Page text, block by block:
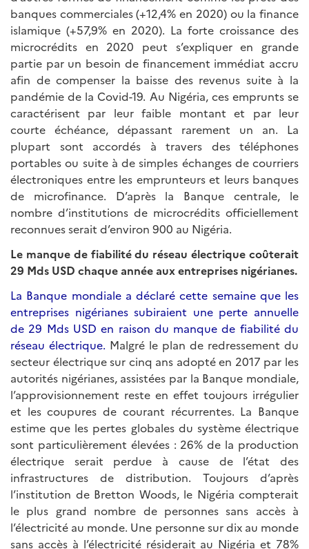
banques commerciales (+12,4% en 2020) ou la finance
islamique (+57,9% en 2020). La forte croissance des
microcrédits en 2020 peut s’expliquer en grande
partie par un besoin de financement immédiat accru
afin de compenser la baisse des revenus suite à la
pandémie de la Covid-19. Au Nigéria, ces emprunts se
caractérisent par leur faible montant et par leur
courte échéance, dépassant rarement un an. La
plupart sont accordés à travers des téléphones
portables ou suite à de simples échanges de courriers
électroniques entre les emprunteurs et leurs banques
de microfinance. D’après la Banque centrale, le
nombre d’institutions de microcrédits officiellement
reconnues serait d’environ 900 au Nigéria.
Le manque de fiabilité du réseau électrique coûterait
29 Mds USD chaque année aux entreprises nigérianes.
La Banque mondiale a déclaré cette semaine que les
entreprises nigérianes subiraient une perte annuelle
de 29 Mds USD en raison du manque de fiabilité du
réseau électrique. Malgré le plan de redressement du
secteur électrique sur cinq ans adopté en 2017 par les
autorités nigérianes, assistées par la Banque mondiale,
l’approvisionnement reste en effet toujours irrégulier
et les coupures de courant récurrentes. La Banque
estime que les pertes globales du système électrique
sont particulièrement élevées : 26% de la production
électrique serait perdue à cause de l’état des
infrastructures de distribution. Toujours d’après
l’institution de Bretton Woods, le Nigéria compterait
le plus grand nombre de personnes sans accès à
l’électricité au monde. Une personne sur dix au monde
sans accès à l’électricité résiderait au Nigéria et 78%